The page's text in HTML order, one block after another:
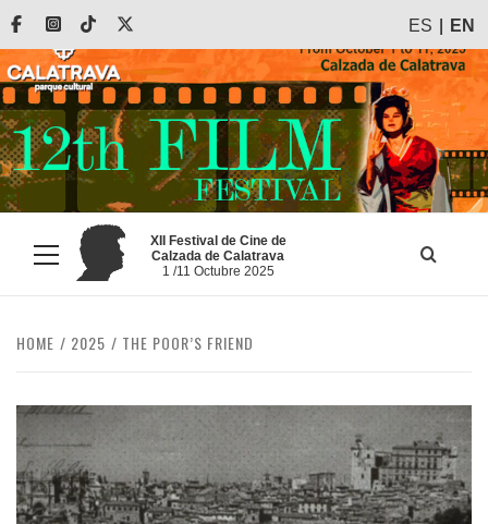
Skip
content
FacebookInstagram
Tiktok ES EN
Primary
Menu
XII Festival de Cine de
Calzada de Calatrava
1 /11 Octubre 2025
HOME 2025 THE POOR’S FRIEND